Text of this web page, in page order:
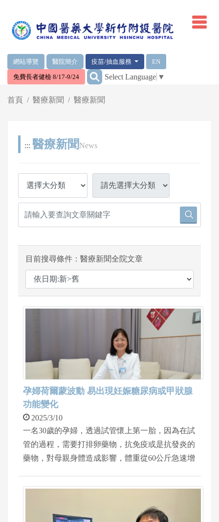
網站導覽 醫院簡介 疫苗/抽血服務 EN
免費長者健檢 8/17-9/24 ::: Select Language ▼
首頁 醫療新聞 醫療新聞
::: 醫療新聞 News
目前搜尋條件：醫療新聞全院文章
孕婦荷爾蒙波動 易出現妊娠糖尿病或甲狀腺
功能變化
2025/3/10
一名30歲的孕婦，透過試管懷上第一胎，因為在試
管的過程，需要打排卵藥物，抗免疫或是抗發炎的
藥物，對母親身體造成影響，體重從60公斤急速增
新陳代謝科謝明蓁醫師，經過血糖測試，孕婦血糖
28周，血糖還是壓不下來，經過醫病溝通，施打胰